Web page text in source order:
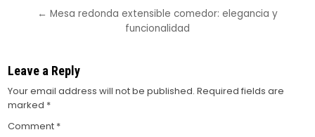
← Mesa redonda extensible comedor: elegancia y
funcionalidad
Leave a Reply
Your email address will not be published. Required fields are
marked *
Comment *